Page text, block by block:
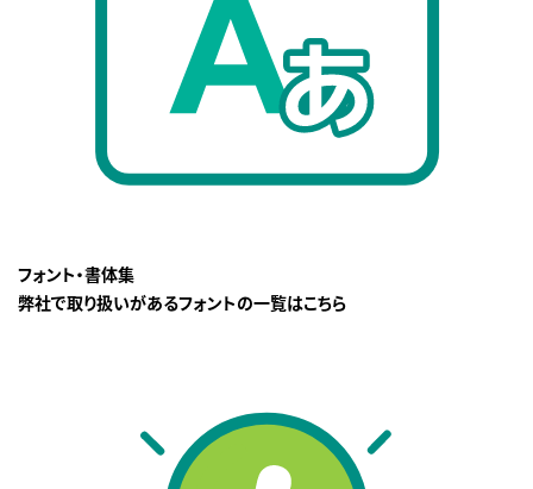
フォント・書体集
弊社で取り扱いがあるフォントの一覧はこちら